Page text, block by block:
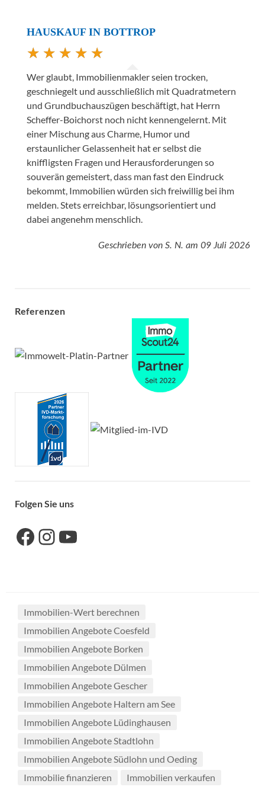
HAUSKAUF IN BOTTROP
Wer glaubt, Immobilienmakler seien trocken,
geschniegelt und ausschließlich mit Quadratmetern
und Grundbuchauszügen beschäftigt, hat Herrn
Scheffer-Boichorst noch nicht kennengelernt. Mit
einer Mischung aus Charme, Humor und
erstaunlicher Gelassenheit hat er selbst die
kniffligsten Fragen und Herausforderungen so
souverän gemeistert, dass man fast den Eindruck
bekommt, Immobilien würden sich freiwillig bei ihm
melden. Stets erreichbar, lösungsorientiert und
dabei angenehm menschlich.
Geschrieben von S. N. am 09 Juli 2026
Referenzen
Folgen Sie uns
Link zu unserer Facebook-Seite Link zu unseres Instagram-Accounts
Immobilien-Wert berechnen
Immobilien Angebote Coesfeld
Immobilien Angebote Borken
Immobilien Angebote Dülmen
Immobilien Angebote Gescher
Immobilien Angebote Haltern am See
Immobilien Angebote Lüdinghausen
Immobilien Angebote Stadtlohn
Immobilien Angebote Südlohn und Oeding
Immobilie finanzieren
Immobilien verkaufen